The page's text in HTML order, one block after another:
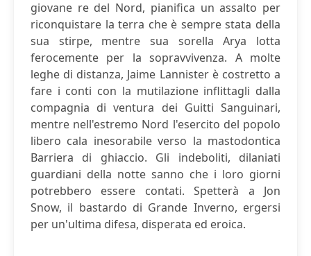
giovane re del Nord, pianifica un assalto per
riconquistare la terra che è sempre stata della
sua stirpe, mentre sua sorella Arya lotta
ferocemente per la sopravvivenza. A molte
leghe di distanza, Jaime Lannister è costretto a
fare i conti con la mutilazione inflittagli dalla
compagnia di ventura dei Guitti Sanguinari,
mentre nell'estremo Nord l'esercito del popolo
libero cala inesorabile verso la mastodontica
Barriera di ghiaccio. Gli indeboliti, dilaniati
guardiani della notte sanno che i loro giorni
potrebbero essere contati. Spetterà a Jon
Snow, il bastardo di Grande Inverno, ergersi
per un'ultima difesa, disperata ed eroica.